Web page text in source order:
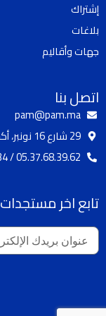
o
k
إشتراك
بلاغات
جهات وأقاليم
اتصل بنا
pam@pam.ma
29 شارع 16 نونبر، أكدال، الرباط
05.37.68.39.62 / 05.37.77.08.34
تابع اخر مستجدات